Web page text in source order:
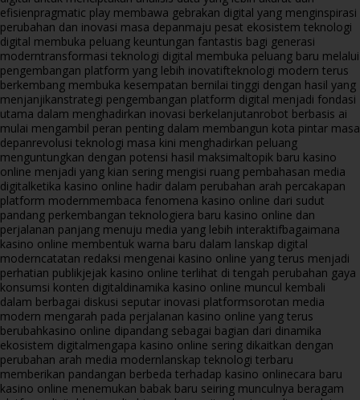
efisienpragmatic play membawa gebrakan digital yang menginspirasi
perubahan dan inovasi masa depanmaju pesat ekosistem teknologi
digital membuka peluang keuntungan fantastis bagi generasi
moderntransformasi teknologi digital membuka peluang baru melalui
pengembangan platform yang lebih inovatifteknologi modern terus
berkembang membuka kesempatan bernilai tinggi dengan hasil yang
menjanjikanstrategi pengembangan platform digital menjadi fondasi
utama dalam menghadirkan inovasi berkelanjutanrobot berbasis ai
mulai mengambil peran penting dalam membangun kota pintar masa
depanrevolusi teknologi masa kini menghadirkan peluang
menguntungkan dengan potensi hasil maksimaltopik baru kasino
online menjadi yang kian sering mengisi ruang pembahasan media
digitalketika kasino online hadir dalam perubahan arah percakapan
platform modernmembaca fenomena kasino online dari sudut
pandang perkembangan teknologiera baru kasino online dan
perjalanan panjang menuju media yang lebih interaktifbagaimana
kasino online membentuk warna baru dalam lanskap digital
moderncatatan redaksi mengenai kasino online yang terus menjadi
perhatian publikjejak kasino online terlihat di tengah perubahan gaya
konsumsi konten digitaldinamika kasino online muncul kembali
dalam berbagai diskusi seputar inovasi platformsorotan media
modern mengarah pada perjalanan kasino online yang terus
berubahkasino online dipandang sebagai bagian dari dinamika
ekosistem digitalmengapa kasino online sering dikaitkan dengan
perubahan arah media modernlanskap teknologi terbaru
memberikan pandangan berbeda terhadap kasino onlinecara baru
kasino online menemukan babak baru seiring munculnya beragam